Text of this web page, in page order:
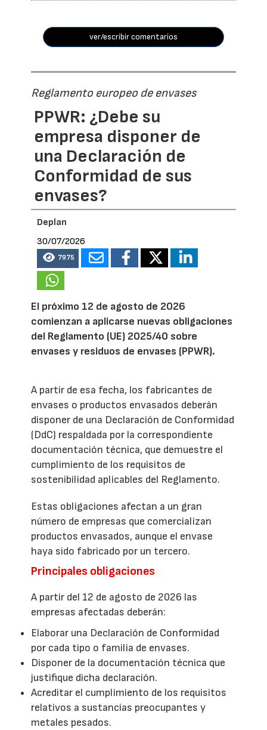
ver/escribir comentarios
Reglamento europeo de envases
PPWR: ¿Debe su
empresa disponer de
una Declaración de
Conformidad de sus
envases?
Deplan
30/07/2026
7975
El próximo 12 de agosto de 2026
comienzan a aplicarse nuevas obligaciones
del Reglamento (UE) 2025/40 sobre
envases y residuos de envases (PPWR).
A partir de esa fecha, los fabricantes de
envases o productos envasados deberán
disponer de una Declaración de Conformidad
(DdC) respaldada por la correspondiente
documentación técnica, que demuestre el
cumplimiento de los requisitos de
sostenibilidad aplicables del Reglamento.
Estas obligaciones afectan a un gran
número de empresas que comercializan
productos envasados, aunque el envase
haya sido fabricado por un tercero.
Principales obligaciones
A partir del 12 de agosto de 2026 las
empresas afectadas deberán:
Elaborar una Declaración de Conformidad
por cada tipo o familia de envases.
Disponer de la documentación técnica que
justifique dicha declaración.
Acreditar el cumplimiento de los requisitos
relativos a sustancias preocupantes y
metales pesados.